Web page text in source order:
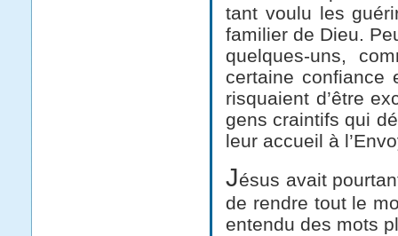
tant voulu les
familier de Dieu.
quelques-uns,
certaine confiance
risquaient d’être
gens craintifs qui
leur accueil à
Jésus avait
de rendre tout le
entendu des mots